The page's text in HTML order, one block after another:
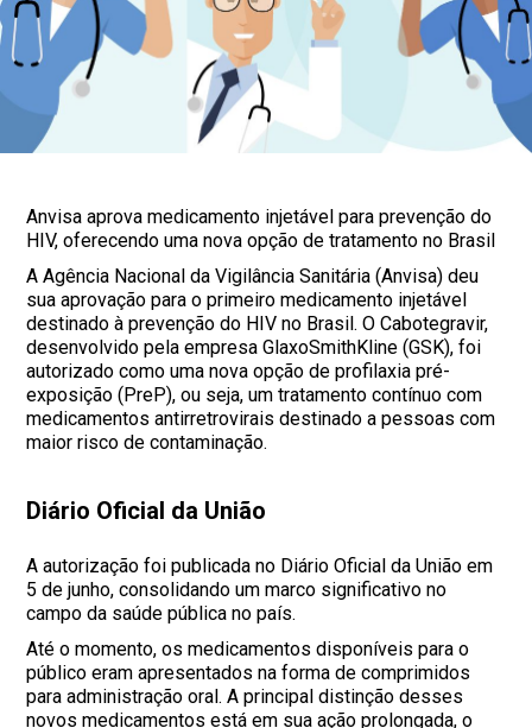
Anvisa aprova medicamento injetável para prevenção do
HIV, oferecendo uma nova opção de tratamento no Brasil
A Agência Nacional da Vigilância Sanitária (Anvisa) deu
sua aprovação para o primeiro medicamento injetável
destinado à prevenção do HIV no Brasil. O Cabotegravir,
desenvolvido pela empresa GlaxoSmithKline (GSK), foi
autorizado como uma nova opção de profilaxia pré-
exposição (PreP), ou seja, um tratamento contínuo com
medicamentos antirretrovirais destinado a pessoas com
maior risco de contaminação.
Diário Oficial da União
A autorização foi publicada no Diário Oficial da União em
5 de junho, consolidando um marco significativo no
campo da saúde pública no país.
Até o momento, os medicamentos disponíveis para o
público eram apresentados na forma de comprimidos
para administração oral. A principal distinção desses
novos medicamentos está em sua ação prolongada, o